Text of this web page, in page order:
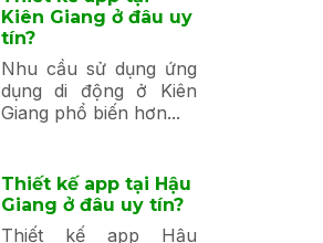
Kiên Giang ở đâu uy
tín?
Nhu cầu sử dụng ứng
dụng di động ở Kiên
Giang phổ biến hơn...
Thiết kế app tại Hậu
Giang ở đâu uy tín?
Thiết kế app Hậu